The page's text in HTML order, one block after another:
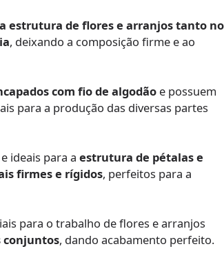
estrutura de flores e arranjos tanto no
, deixando a composição firme e ao
com fio de algodão e possuem
para a produção das diversas partes
e ideais para aestrutura de pétalas e
firmes e rígidos, perfeitos para a
para o trabalho de flores e arranjos
conjuntos, dando acabamento perfeito.